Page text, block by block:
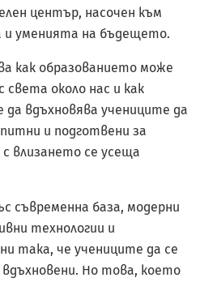
център, насочен към
и уменията на бъдещето.
как образованието може
света около нас и как
вдъхновява учениците да
и подготвени за
влизането се усеща
съвременна база, модерни
технологии и
така, че учениците да се
Но това, което